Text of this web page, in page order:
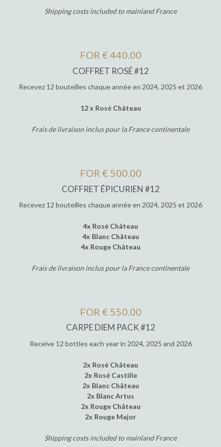
Shipping costs included to mainland France
FOR € 440.00
COFFRET ROSÉ #12
Recevez 12 bouteilles chaque année en 2024, 2025 et 2026
12 x Rosé Château
Frais de livraison inclus pour la France continentale
FOR € 500.00
COFFRET ÉPICURIEN #12
Recevez 12 bouteilles chaque année en 2024, 2025 et 2026
4x Rosé Château
4x Blanc Château
4x Rouge Château
Frais de livraison inclus pour la France continentale
FOR € 550.00
CARPE DIEM PACK #12
Receive 12 bottles each year in 2024, 2025 and 2026
2x Rosé Château
2x Rosé Castille
2x Blanc Château
2x Blanc Artus
2x Rouge Château
2x Rouge Major
Shipping costs included to mainland France